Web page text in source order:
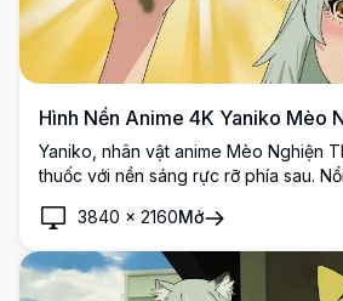
Hình Nền Anime 4K Yaniko Mèo
Yaniko, nhân vật anime Mèo Nghiện
thuốc với nền sáng rực rỡ phía sau.
thuật 4K độ phân giải cao tuyệt đẹp.
3840 × 2160Mở